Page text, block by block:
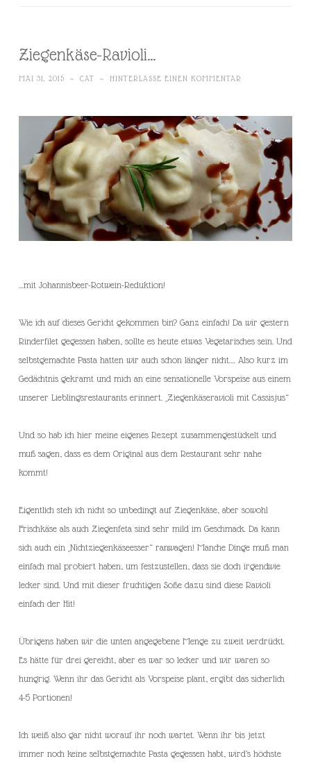
Ziegenkäse-Ravioli…
MAI 31, 2015 ~ CAT ~ HINTERLASSE EINEN KOMMENTAR
…mit Johannisbeer-Rotwein-Reduktion!
Wie ich auf dieses Gericht gekommen bin? Ganz einfach! Da wir gestern
Rinderfilet gegessen haben, sollte es heute etwas Vegetarisches sein. Und
selbstgemachte Pasta hatten wir auch schon länger nicht…. Also kurz im
Gedächtnis gekramt und mich an eine sensationelle Vorspeise aus einem
unserer Lieblingsrestaurants erinnert. „Ziegenkäseravioli mit Cassisjus“
Und so hab ich hier meine eigenes Rezept zusammengestückelt und
muß sagen, dass es dem Original aus dem Restaurant sehr nahe
kommt!
Eigentlich steh ich nicht so unbedingt auf Ziegenkäse, aber sowohl
Frischkäse als auch Ziegenfeta sind sehr mild im Geschmack. Da kann
sich auch ein „Nichtziegenkäseesser“ ranwagen! Manche Dinge muß man
einfach mal probiert haben, um festzustellen, dass sie doch irgendwie
lecker sind. Und mit dieser fruchtigen Soße dazu sind diese Ravioli
einfach der Hit!
Übrigens haben wir die unten angegebene Menge zu zweit verdrückt.
Es hätte für drei gereicht, aber es war so lecker und wir waren so
hungrig. Wenn ihr das Gericht als Vorspeise plant, ergibt das sicherlich
4-5 Portionen!
Ich weiß also gar nicht worauf ihr noch wartet. Wenn ihr bis jetzt
immer noch keine selbstgemachte Pasta gegessen habt, wird’s höchste